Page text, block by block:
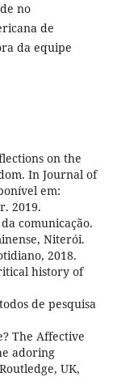
no
de
da equipe
on the
In Journal of
em:
2019.
comunicação.
Niterói.
2018.
history of
de pesquisa
The Affective
adoring
UK,